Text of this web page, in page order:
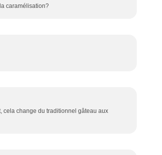
caramélisation?
cela change du traditionnel gâteau aux